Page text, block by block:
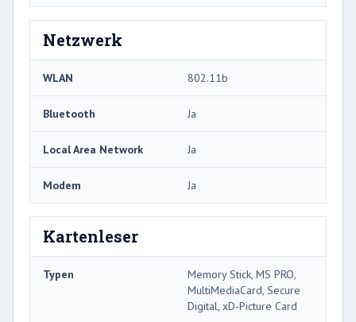
Netzwerk
WLAN 802.11b
Bluetooth Ja
Local Area Network Ja
Modem Ja
Kartenleser
Typen
Memory Stick, MS PRO,
MultiMediaCard, Secure
Digital, xD-Picture Card